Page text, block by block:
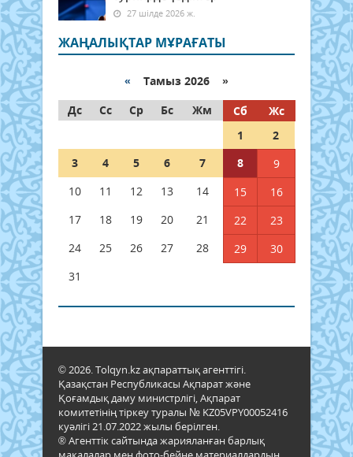
27 шілде 2026 ж.
ЖАҢАЛЫҚТАР МҰРАҒАТЫ
« Тамыз 2026 »
Дс
Сс Ср Бс Жм Сб
Жс
1
2
3
4 5 6 7 8
9
10
11 12 13 14 15
16
17
18 19 20 21 22
23
24
25 26 27 28 29
30
31
© 2026. Tolqyn.kz ақпараттық агенттігі.
Қазақстан Республикасы Ақпарат және
Қоғамдық даму министрлігі, Ақпарат
комитетінің тіркеу туралы № KZ05VPY00052416
куәлігі 21.07.2022 жылы берілген.
® Агенттік сайтында жарияланған барлық